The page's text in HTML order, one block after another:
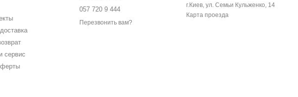
сервис
057 720 9 444
Перезвонить вам?
г.Киев, ул. Семьи Кульженко, 14
Карта проезда